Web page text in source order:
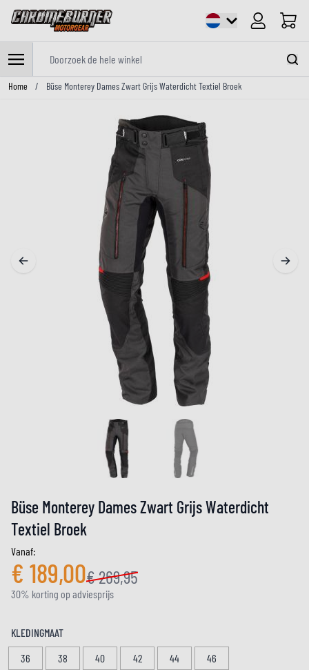
Cart
Ga naar de inhoud
Home / Büse Monterey Dames Zwart Grijs Waterdicht Textiel Broek
Büse Monterey Dames Zwart Grijs Waterdicht
Textiel Broek
Vanaf:
€ 189,00€ 269,95
30% korting op adviesprijs
KLEDINGMAAT
36
38 40 42 44 46